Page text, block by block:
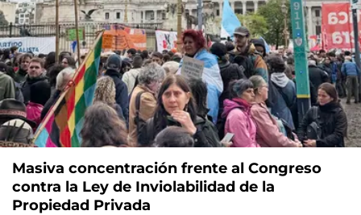
Masiva concentración frente al Congreso
contra la Ley de Inviolabilidad de la
Propiedad Privada